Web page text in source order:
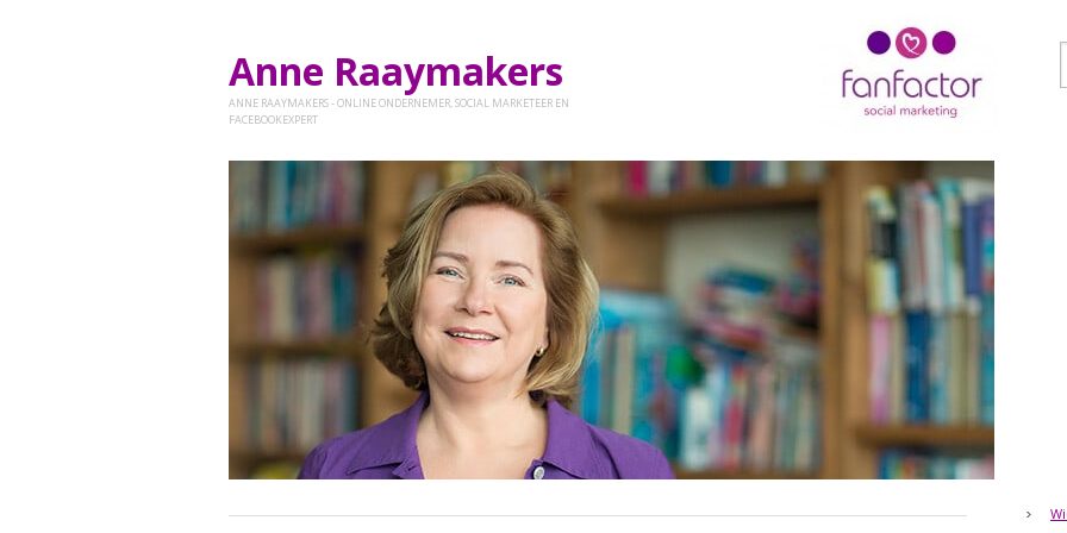
Anne Raaymakers
ANNE RAAYMAKERS - ONLINE ONDERNEMER, SOCIAL MARKETEER EN
FACEBOOKEXPERT